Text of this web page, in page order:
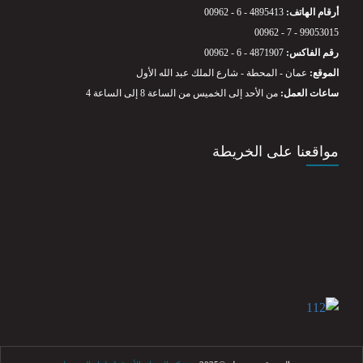
أرقام الهاتف: 00962 - 6 - 4895413
00962 - 7 - 99053015
رقم الفاكس: 00962 - 6 - 4871907
الموقع: عمان - المحطة - شارع الملك عبد الله الأول
ساعات العمل: من الأحد إلى الخميس من الساعة 8 إلى الساعة 4
مواقعنا على الخريطة